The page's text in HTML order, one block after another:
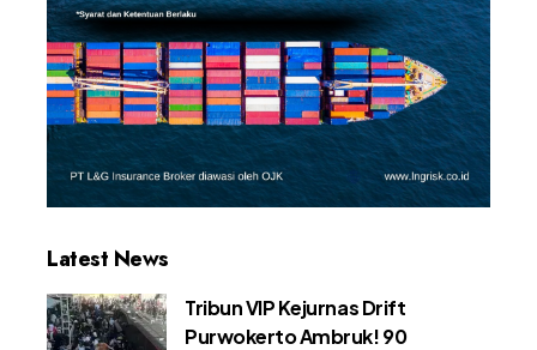
Latest News
Tribun VIP Kejurnas Drift
Purwokerto Ambruk! 90